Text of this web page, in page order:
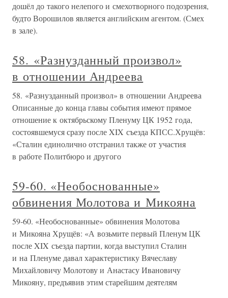
дошёл до такого нелепого и смехотворного подозрения,
будто Ворошилов является английским агентом. (Смех
в зале).
58. «Разнузданный произвол»
в отношении Андреева
58. «Разнузданный произвол» в отношении Андреева
Описанные до конца главы события имеют прямое
отношение к октябрьскому Пленуму ЦК 1952 года,
состоявшемуся сразу после XIX съезда КПСС.Хрущёв:
«Сталин единолично отстранил также от участия
в работе Политбюро и другого
59-60. «Необоснованные»
обвинения Молотова и Микояна
59-60. «Необоснованные» обвинения Молотова
и Микояна Хрущёв: «А возьмите первый Пленум ЦК
после XIX съезда партии, когда выступил Сталин
и на Пленуме давал характеристику Вячеславу
Михайловичу Молотову и Анастасу Ивановичу
Микояну, предъявив этим старейшим деятелям